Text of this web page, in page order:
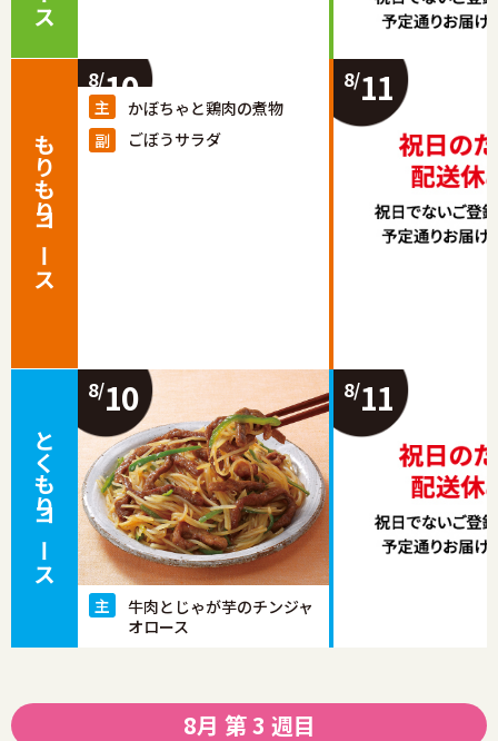
もりもりコース
8/10かぼちゃと鶏肉の煮物
ごぼうサラダ
8/11
とくもりコース
8/10
牛肉とじゃが芋のチンジャ
オロース
8/11
8月 第 3 週目